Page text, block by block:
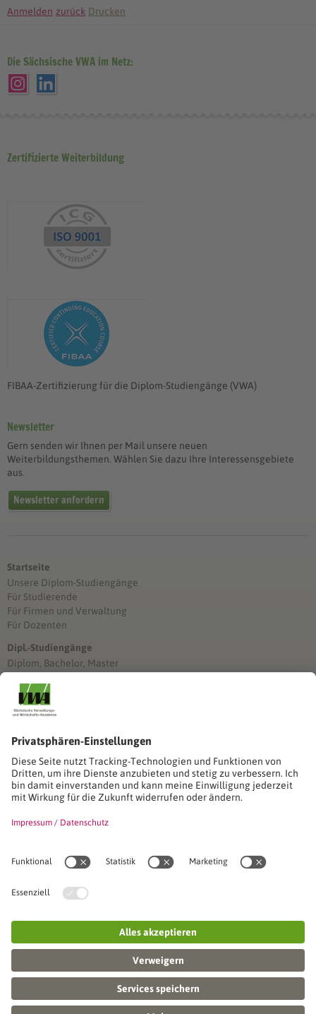
Anmelden zurück Drucken
Die Sächsische VWA im Netz:
Zertifizierte Weiterbildung
FIBAA-Zertifizierung für die Diplom-Studiengänge (VWA)
Newsletter
Gern senden wir Ihnen per Mail unsere neuen
Weiterbildungsthemen. Wählen Sie dazu Ihre Interessensgebiete
aus.
Newsletter anfordern
Startseite
Unsere Diplom-Studiengänge
Für Studierende
Für Firmen und Verwaltung
Für Dozenten
Dipl.-Studiengänge
Diplom, Bachelor, Master
Stimmen unserer Absolventinnen und Absolventen
Stimmen unserer Absolventinnen und Absolventen
Seminare
Seminardatenbank
Inhouseanfragen
Seminarreihen
VWA stellt sich vor
Unser SVWA-Team
Veranstaltungsorte und Raumanmietung
Online-Campus